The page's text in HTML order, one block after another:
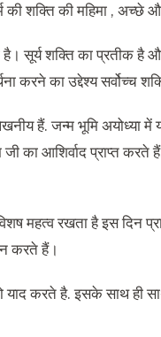
शक्ति की महिमा , अच्छे
सूर्य शक्ति का प्रतीक है
का उद्देश्य सर्वोच्च
हैं. जन्म भूमि अयोध्या में
का आशिर्वाद प्राप्त
महत्व रखता है इस दिन
करते हैं।
करते है. इसके साथ ही